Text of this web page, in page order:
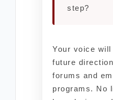
step?
Your voice
future
forums and
programs. No